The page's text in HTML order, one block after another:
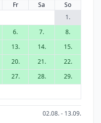
Fr Sa
So
1.
6. 7.
8.
13. 14.
15.
20. 21.
22.
27. 28.
29.
02.08. - 13.09.